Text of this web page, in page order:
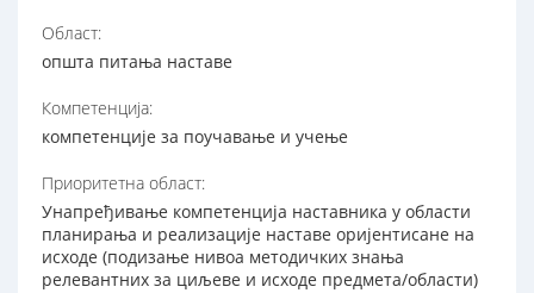
Област:
општа питања наставе
Компетенција:
компетенције за поучавање и учење
Приоритетна област:
Унапређивање компетенција наставника у области
планирања и реализације наставе оријентисане на
исходе (подизање нивоа методичких знања
релевантних за циљеве и исходе предмета/области)